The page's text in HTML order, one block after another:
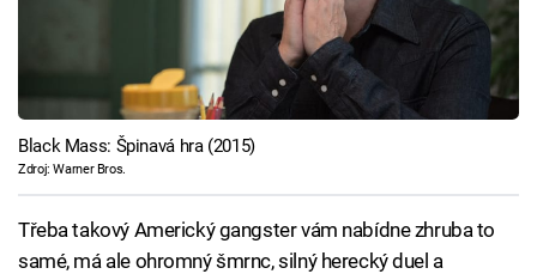
Black Mass: Špinavá hra (2015)
Zdroj: Warner Bros.
Třeba takový Americký gangster vám nabídne zhruba to
samé, má ale ohromný šmrnc, silný herecký duel a